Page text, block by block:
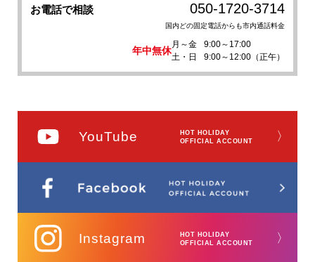
お電話で相談 050-1720-3714
国内どの固定電話からも市内通話料金
年中無休
月～金
9:00～17:00
土・日
9:00～12:00（正午）
YouTube
HOT HOLIDAY
OFFICIAL ACCOUNT
〉
Instagram
HOT HOLIDAY
OFFICIAL ACCOUNT
〉